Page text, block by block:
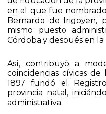
que realizaría desde la
de Educación de la
en el que fue
Bernardo de Irigoyen,
mismo puesto
Así, contribuyó a
coincidencias cívicas
1897 fundó el
provincia natal,